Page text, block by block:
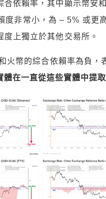
合依賴率，其中顯示幣安和
非常小，為 – 5% 或更
度上獨立於其他交易所。
火幣的綜合依賴率為負，
體在一直從這些實體中提